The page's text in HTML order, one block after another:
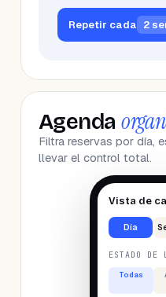
Repetir cada 2
Agenda
Filtra reservas por día,
llevar el control total.
Vista de
Día
ESTADO DE
Todas